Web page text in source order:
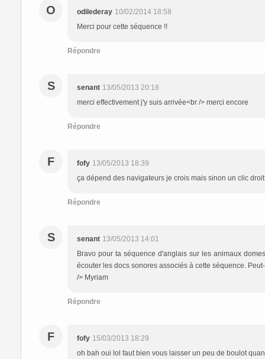
O odilederay 10/02/2014 18:58
Merci pour cette séquence !!
Répondre
S senant 13/05/2013 20:18
merci effectivement j'y suis arrivée<br /> merci encore
Répondre
F fofy 13/05/2013 18:39
ça dépend des navigateurs je crois mais sinon un clic
Répondre
S senant 13/05/2013 14:01
Bravo pour ta séquence d'anglais sur les animaux
écouter les docs sonores associés à cette séquence.
/> Myriam
Répondre
F fofy 15/03/2013 18:29
oh bah oui lol faut bien vous laisser un peu de boulot